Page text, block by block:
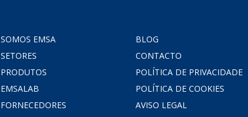
SOMOS EMSA
SETORES
PRODUTOS
EMSALAB
FORNECEDORES
BLOG
CONTACTO
POLÍTICA DE PRIVACIDADE
POLÍTICA DE COOKIES
AVISO LEGAL